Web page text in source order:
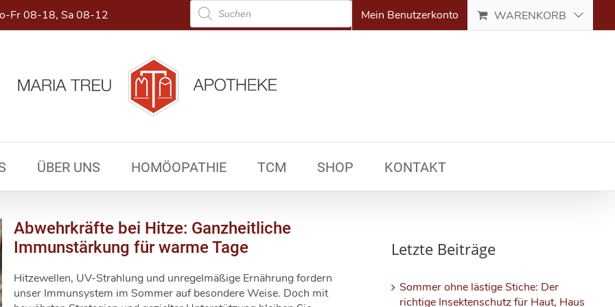
Fr 08-18, Sa 08-12
Products
search Mein Benutzerkonto WARENKORB
ÜBER UNS HOMÖOPATHIE TCM SHOP KONTAKT
Abwehrkräfte bei Hitze: Ganzheitliche
Immunstärkung für warme Tage
Hitzewellen, UV-Strahlung und unregelmäßige Ernährung fordern
unser Immunsystem im Sommer auf besondere Weise. Doch mit
Letzte Beiträge
Sommer ohne lästige Stiche: Der
richtige Insektenschutz für Haut, Haus